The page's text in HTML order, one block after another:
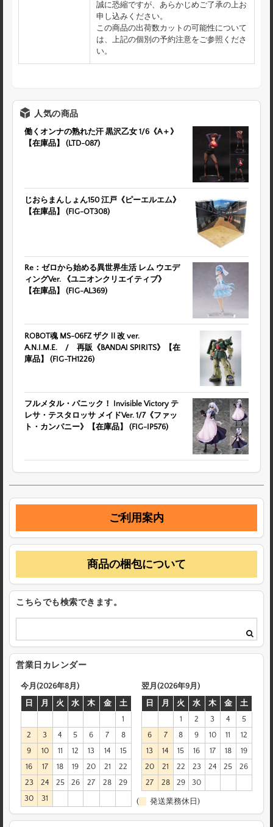
誠に恐縮ですが、あらかじめご了承の上お
申し込みください。
この商品の出荷数カットの可能性について
は、上記の個別の予約注意をご参照くださ
い。
人気の商品
働くオンナの熟れた汗 黒沢乙女 1/6《A＋》
【在庫品】 (LTD-087)
じおらまんしょん150 江戸《ピーエルエム》
【在庫品】 (FIG-OT308)
Re：ゼロから始める異世界生活 レム ウエデ
ィングVer. 《ユニオンクリエイティブ》
【在庫品】 (FIG-AL369)
ROBOT魂 MS-06FZ ザクⅡ改 ver.
A.N.I.M.E. / 再販《BANDAI SPIRITS》【在
庫品】 (FIG-TH1226)
フルメタル・パニック！ Invisible Victory テ
レサ・テスタロッサ メイドVer. 1/7《ファッ
ト・カンパニー》【在庫品】 (FIG-IP576)
ご利用案内
商品の梱包について
こちらでも検索できます。
営業日カレンダー
今月(2026年8月)
日
月 火 水 木 金
土
1
2
3 4 5 6 7
8
9
10 11 12 13 14
15
16
17 18 19 20 21
22
23
24 25 26 27 28
29
30
31
翌月(2026年9月)
日
月 火 水 木 金
土
1
2 3 4
5
6
7 8 9 10 11
12
13
14 15 16 17 18
19
20
21 22 23 24 25
26
27
28 29 30
( 発送業務休日)